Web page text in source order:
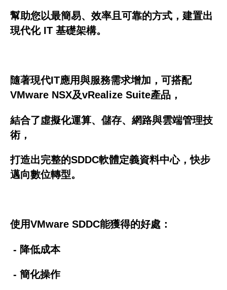
幫助您以最簡易、效率且可靠的方式，建置出
現代化 IT 基礎架構。
隨著現代IT應用與服務需求增加，可搭配
VMware NSX及vRealize Suite產品，
結合了虛擬化運算、儲存、網路與雲端管理技
術，
打造出完整的SDDC軟體定義資料中心，快步
邁向數位轉型。
使用VMware SDDC能獲得的好處：
- 降低成本
- 簡化操作